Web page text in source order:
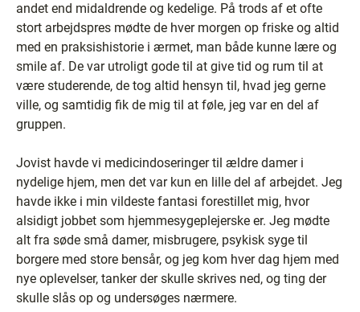
andet end midaldrende og kedelige. På trods af et ofte
stort arbejdspres mødte de hver morgen op friske og altid
med en praksishistorie i ærmet, man både kunne lære og
smile af. De var utroligt gode til at give tid og rum til at
være studerende, de tog altid hensyn til, hvad jeg gerne
ville, og samtidig fik de mig til at føle, jeg var en del af
gruppen.
Jovist havde vi medicindoseringer til ældre damer i
nydelige hjem, men det var kun en lille del af arbejdet. Jeg
havde ikke i min vildeste fantasi forestillet mig, hvor
alsidigt jobbet som hjemmesygeplejerske er. Jeg mødte
alt fra søde små damer, misbrugere, psykisk syge til
borgere med store bensår, og jeg kom hver dag hjem med
nye oplevelser, tanker der skulle skrives ned, og ting der
skulle slås op og undersøges nærmere.